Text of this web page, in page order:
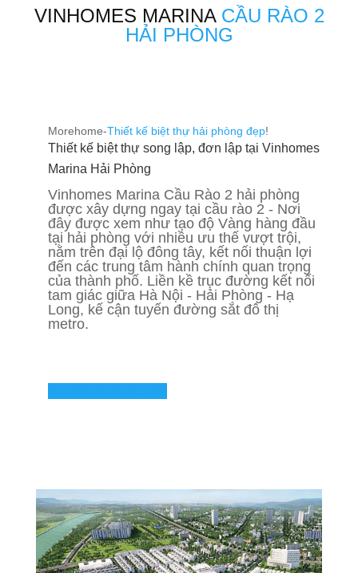
VINHOMES MARINA CẦU RÀO 2
HẢI PHÒNG
Morehome-Thiết kế biệt thự hải phòng đẹp!
Thiết kế biệt thự song lập, đơn lập tại Vinhomes
Marina Hải Phòng
Vinhomes Marina Cầu Rào 2 hải phòng
được xây dựng ngay tại cầu rào 2 - Nơi
đây được xem như tạo độ Vàng hàng đầu
tại hải phòng với nhiều ưu thế vượt trội,
nằm trên đại lộ đông tây, kết nối thuận lợi
đến các trung tâm hành chính quan trọng
của thành phố. Liền kề trục đường kết nối
tam giác giữa Hà Nội - Hải Phòng - Hạ
Long, kế cận tuyến đường sắt đô thị
metro.